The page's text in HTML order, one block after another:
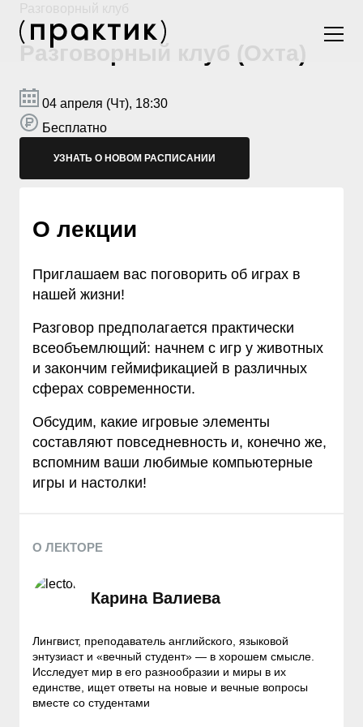
Разговорный клуб (Охта)
04 апреля (Чт), 18:30
Бесплатно
УЗНАТЬ О НОВОМ РАСПИСАНИИ
О лекции
Приглашаем вас поговорить об играх в
нашей жизни!
Разговор предполагается практически
всеобъемлющий: начнем с игр у животных
и закончим геймификацией в различных
сферах современности.
Обсудим, какие игровые элементы
составляют повседневность и, конечно же,
вспомним ваши любимые компьютерные
игры и настолки!
О ЛЕКТОРЕ
Карина Валиева
Лингвист, преподаватель английского, языковой
энтузиаст и «вечный студент» — в хорошем смысле.
Исследует мир в его разнообразии и миры в их
единстве, ищет ответы на новые и вечные вопросы
вместе со студентами